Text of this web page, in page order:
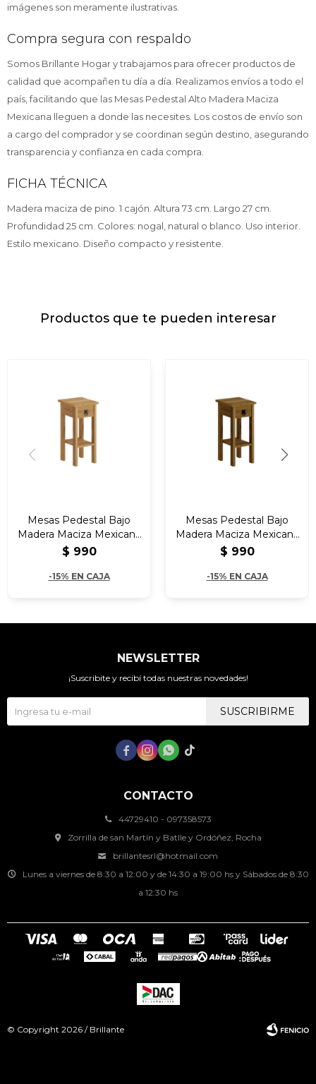
imágenes son meramente ilustrativas.
Compra segura con respaldo
Somos Brillante Hogar y trabajamos para ofrecer productos de
calidad que acompañen tu día a día. Realizamos envíos a todo el
país, facilitando que las Mesas Pedestal Alto Madera Maciza
Mexicana lleguen a donde las necesites. Los costos de envío son
a cargo del comprador y se coordinan según destino, asegurando
transparencia y confianza en cada compra.
FICHA TÉCNICA
Madera maciza de pino. 1 cajón. Altura 73 cm. Largo 27 cm.
Profundidad 25 cm. Colores: nogal, natural o blanco. Uso interior.
Estilo mexicano. Diseño compacto y resistente.
Productos que te pueden interesar
Mesas Pedestal Bajo
Madera Maciza Mexicana
Natural
$ 990
-15% EN CAJA
Mesas Pedestal Bajo
Madera Maciza Mexicana
Nogal
$ 990
-15% EN CAJA
CONTACTO
44729410 - 097358573
Zorrilla de san Martín y Batlle y Ordóñez, Rocha
brillantesrl@hotmail.com
Lunes a viernes de 8:30 a 12:00 y de 14:30 a 19:00 hs y Sábados de 8:30
a 12:30 hs
NEWSLETTER
¡Suscribite y recibí todas nuestras novedades!
SUSCRIBIRME
   
© Copyright 2026 / Brillante